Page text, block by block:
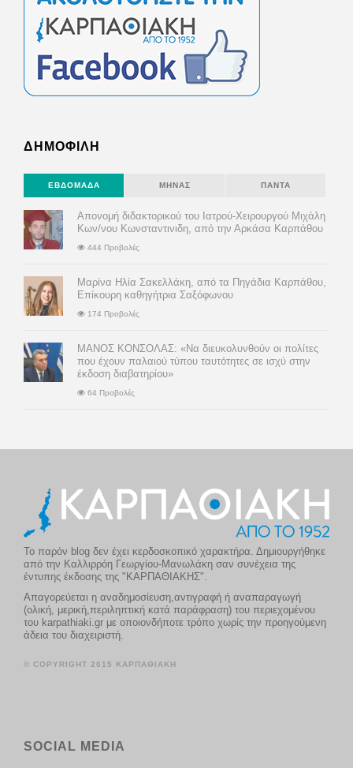
ΔΗΜΟΦΙΛΗ
ΕΒΔΟΜΆΔΑ ΜΉΝΑΣ ΠΆΝΤΑ
Απονομή διδακτορικού του Ιατρού-Χειρουργού Μιχάλη
Κων/νου Κωνσταντινιδη, από την Αρκάσα Καρπάθου
444 Προβολές
Μαρίνα Ηλία Σακελλάκη, από τα Πηγάδια Καρπάθου,
Επίκουρη καθηγήτρια Σαξόφωνου
174 Προβολές
ΜΑΝΟΣ ΚΟΝΣΟΛΑΣ: «Να διευκολυνθούν οι πολίτες
που έχουν παλαιού τύπου ταυτότητες σε ισχύ στην
έκδοση διαβατηρίου»
64 Προβολές
Το παρόν blog δεν έχει κερδοσκοπικό χαρακτήρα. Δημιουργήθηκε
από την Καλλιρρόη Γεωργίου-Μανωλάκη σαν συνέχεια της
έντυπης έκδοσης της "ΚΑΡΠΑΘΙΑΚΗΣ".
Απαγορεύεται η αναδημοσίευση,αντιγραφή ή αναπαραγωγή
(ολική, μερική,περιληπτική κατά παράφραση) του περιεχομένου
του karpathiaki.gr με οποιονδήποτε τρόπο χωρίς την προηγούμενη
άδεια του διαχειριστή.
© COPYRIGHT 2015 ΚΑΡΠΑΘΙΑΚΗ
SOCIAL MEDIA